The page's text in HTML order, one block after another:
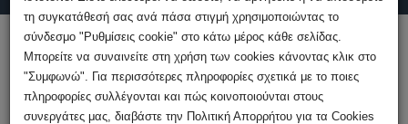
Υποβολή Καταγγελίας
HOME Συμβουλές
Κωδικοί πρόσβασης
Δημιουργείτε αντίγραφα ασφαλείας των πιο
τη συγκατάθεσή σας ανά πάσα στιγμή χρησιμοποιώντας το
σύνδεσμο "Ρυθμίσεις cookie" στο κάτω μέρος κάθε σελίδας.
Μπορείτε να συναινείτε στη χρήση των cookies κάνοντας κλικ στο
"Συμφωνώ". Για περισσότερες πληροφορίες σχετικά με το ποιες
πληροφορίες συλλέγονται και πώς κοινοποιούνται στους
συνεργάτες μας, διαβάστε την Πολιτική Απορρήτου για τα Cookies